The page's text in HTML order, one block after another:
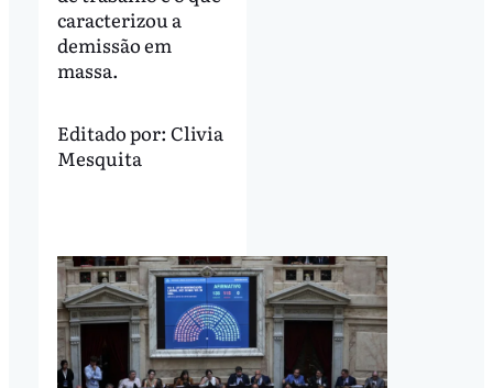
caracterizou a
demissão em
massa.
Editado por: Clivia
Mesquita